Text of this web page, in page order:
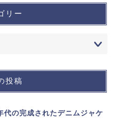
リー
投稿
の完成されたデニムジャケ